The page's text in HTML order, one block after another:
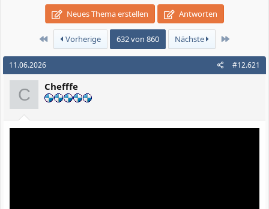
Neues Thema erstellen Antworten
Erste Vorherige 632 von 860 Nächste Letzte
11.06.2026 #12.621
C Chefffe